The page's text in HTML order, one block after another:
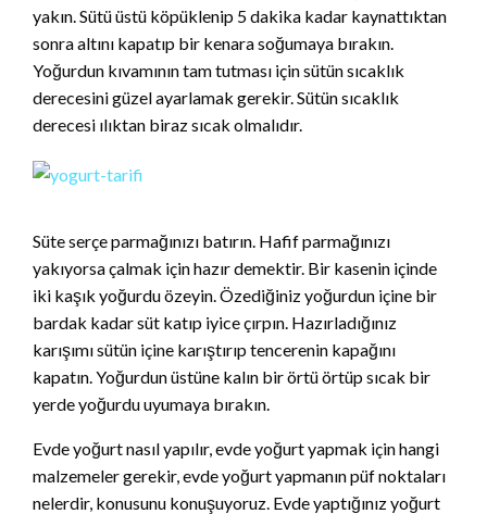
yakın. Sütü üstü köpüklenip 5 dakika kadar kaynattıktan
sonra altını kapatıp bir kenara soğumaya bırakın.
Yoğurdun kıvamının tam tutması için sütün sıcaklık
derecesini güzel ayarlamak gerekir. Sütün sıcaklık
derecesi ılıktan biraz sıcak olmalıdır.
Süte serçe parmağınızı batırın. Hafif parmağınızı
yakıyorsa çalmak için hazır demektir. Bir kasenin içinde
iki kaşık yoğurdu özeyin. Özediğiniz yoğurdun içine bir
bardak kadar süt katıp iyice çırpın. Hazırladığınız
karışımı sütün içine karıştırıp tencerenin kapağını
kapatın. Yoğurdun üstüne kalın bir örtü örtüp sıcak bir
yerde yoğurdu uyumaya bırakın.
Evde yoğurt nasıl yapılır, evde yoğurt yapmak için hangi
malzemeler gerekir, evde yoğurt yapmanın püf noktaları
nelerdir, konusunu konuşuyoruz. Evde yaptığınız yoğurt